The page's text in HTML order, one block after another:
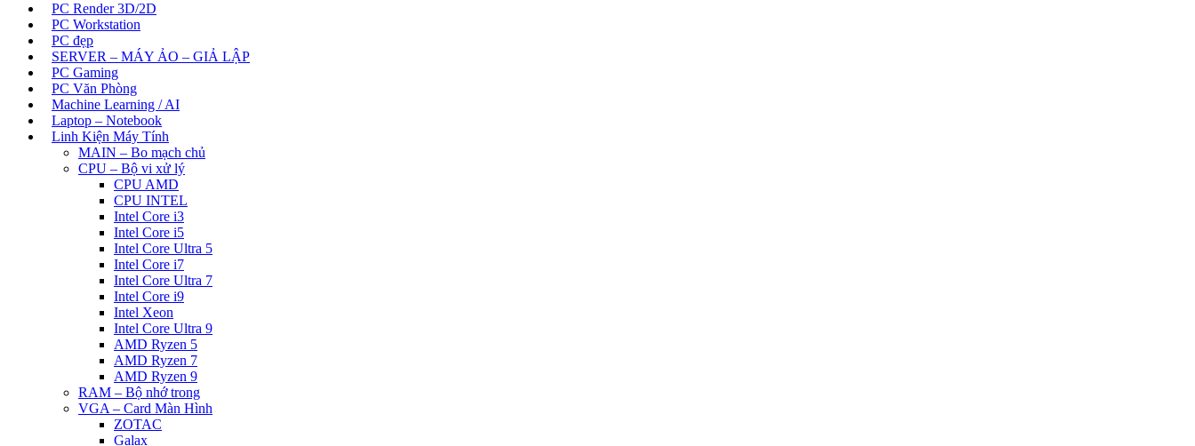
PC Render 3D/2D
PC Workstation
PC đẹp
SERVER – MÁY ẢO – GIẢ LẬP
PC Gaming
PC Văn Phòng
Machine Learning / AI
Laptop – Notebook
Linh Kiện Máy Tính
MAIN – Bo mạch chủ
CPU – Bộ vi xử lý
CPU AMD
CPU INTEL
Intel Core i3
Intel Core i5
Intel Core Ultra 5
Intel Core i7
Intel Core Ultra 7
Intel Core i9
Intel Xeon
Intel Core Ultra 9
AMD Ryzen 5
AMD Ryzen 7
AMD Ryzen 9
RAM – Bộ nhớ trong
VGA – Card Màn Hình
ZOTAC
Galax